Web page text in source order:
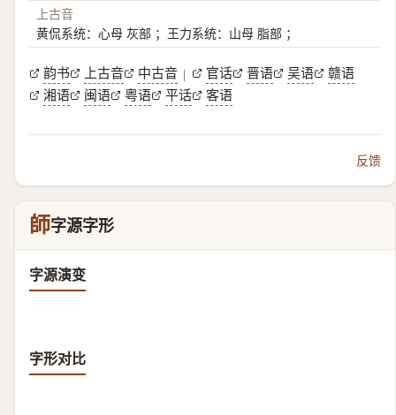
上古音
黄侃系统：心母 灰部 ；王力系统：山母 脂部 ；
韵书 上古音 中古音 | 官话 晋语 吴语
赣语
湘语
闽语 粤语 平话 客语
反馈
師字源字形
字源演变
字形对比